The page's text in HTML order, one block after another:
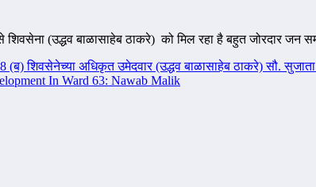
(उद्धव बाळासाहेब ठाकरे) को मिल रहा है बहुत जोरदार जन
(ब) शिवसेनेच्या अधिकृत उमेदवार (उद्धव बाळासाहेब ठाकरे) सौ.
In Ward 63: Nawab Malik